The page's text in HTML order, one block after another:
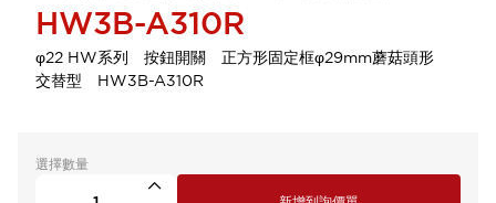
HW3B-A310R
φ22 HW系列 按鈕開關 正方形固定框φ29mm蘑菇頭形
交替型 HW3B-A310R
選擇數量